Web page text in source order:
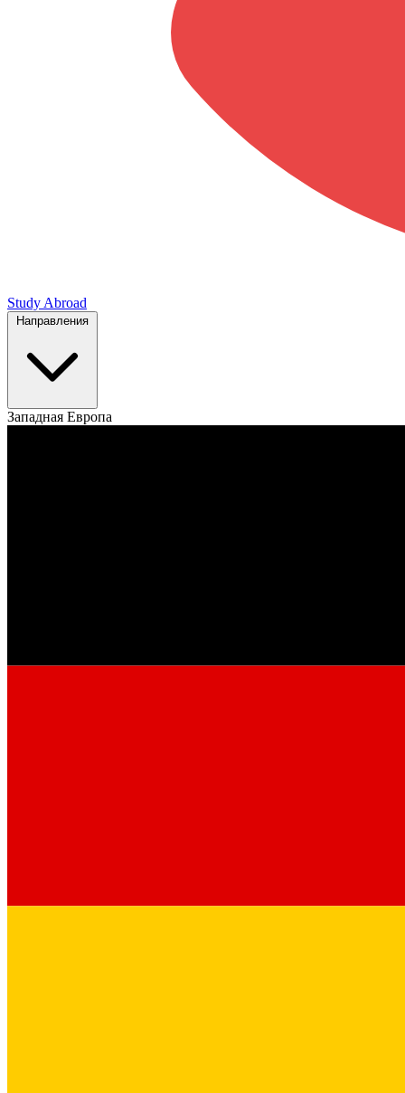
Study Abroad
Западная Европа